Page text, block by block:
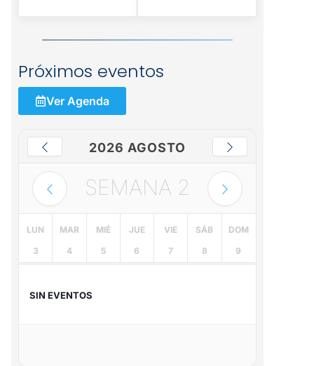
Próximos eventos
Ver Agenda
2026 AGOSTO
SEMANA 2
LUN
3
MAR
4
MIÉ
5
JUE
6
VIE
7
SÁB
8
DOM
9
SIN EVENTOS